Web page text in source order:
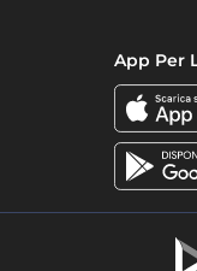
App Per